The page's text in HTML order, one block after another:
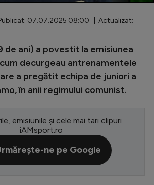
League
League
League
2026
League
07.07.2025 08:00 | Actualizat:
de ani) a povestit la emisiunea
decurgeau antrenamentele
a pregătit echipa de juniori a
în anii regimului comunist.
emisiunile și cele mai tari clipuri
iAMsport.ro
ne pe Google